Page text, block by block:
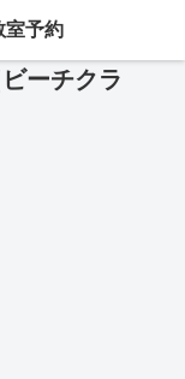
ーチクラ
室予約